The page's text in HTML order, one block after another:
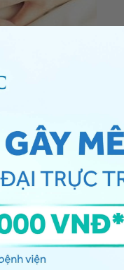
đang mắc phải.
lượng và kích
gây raung thư
nhân có thể